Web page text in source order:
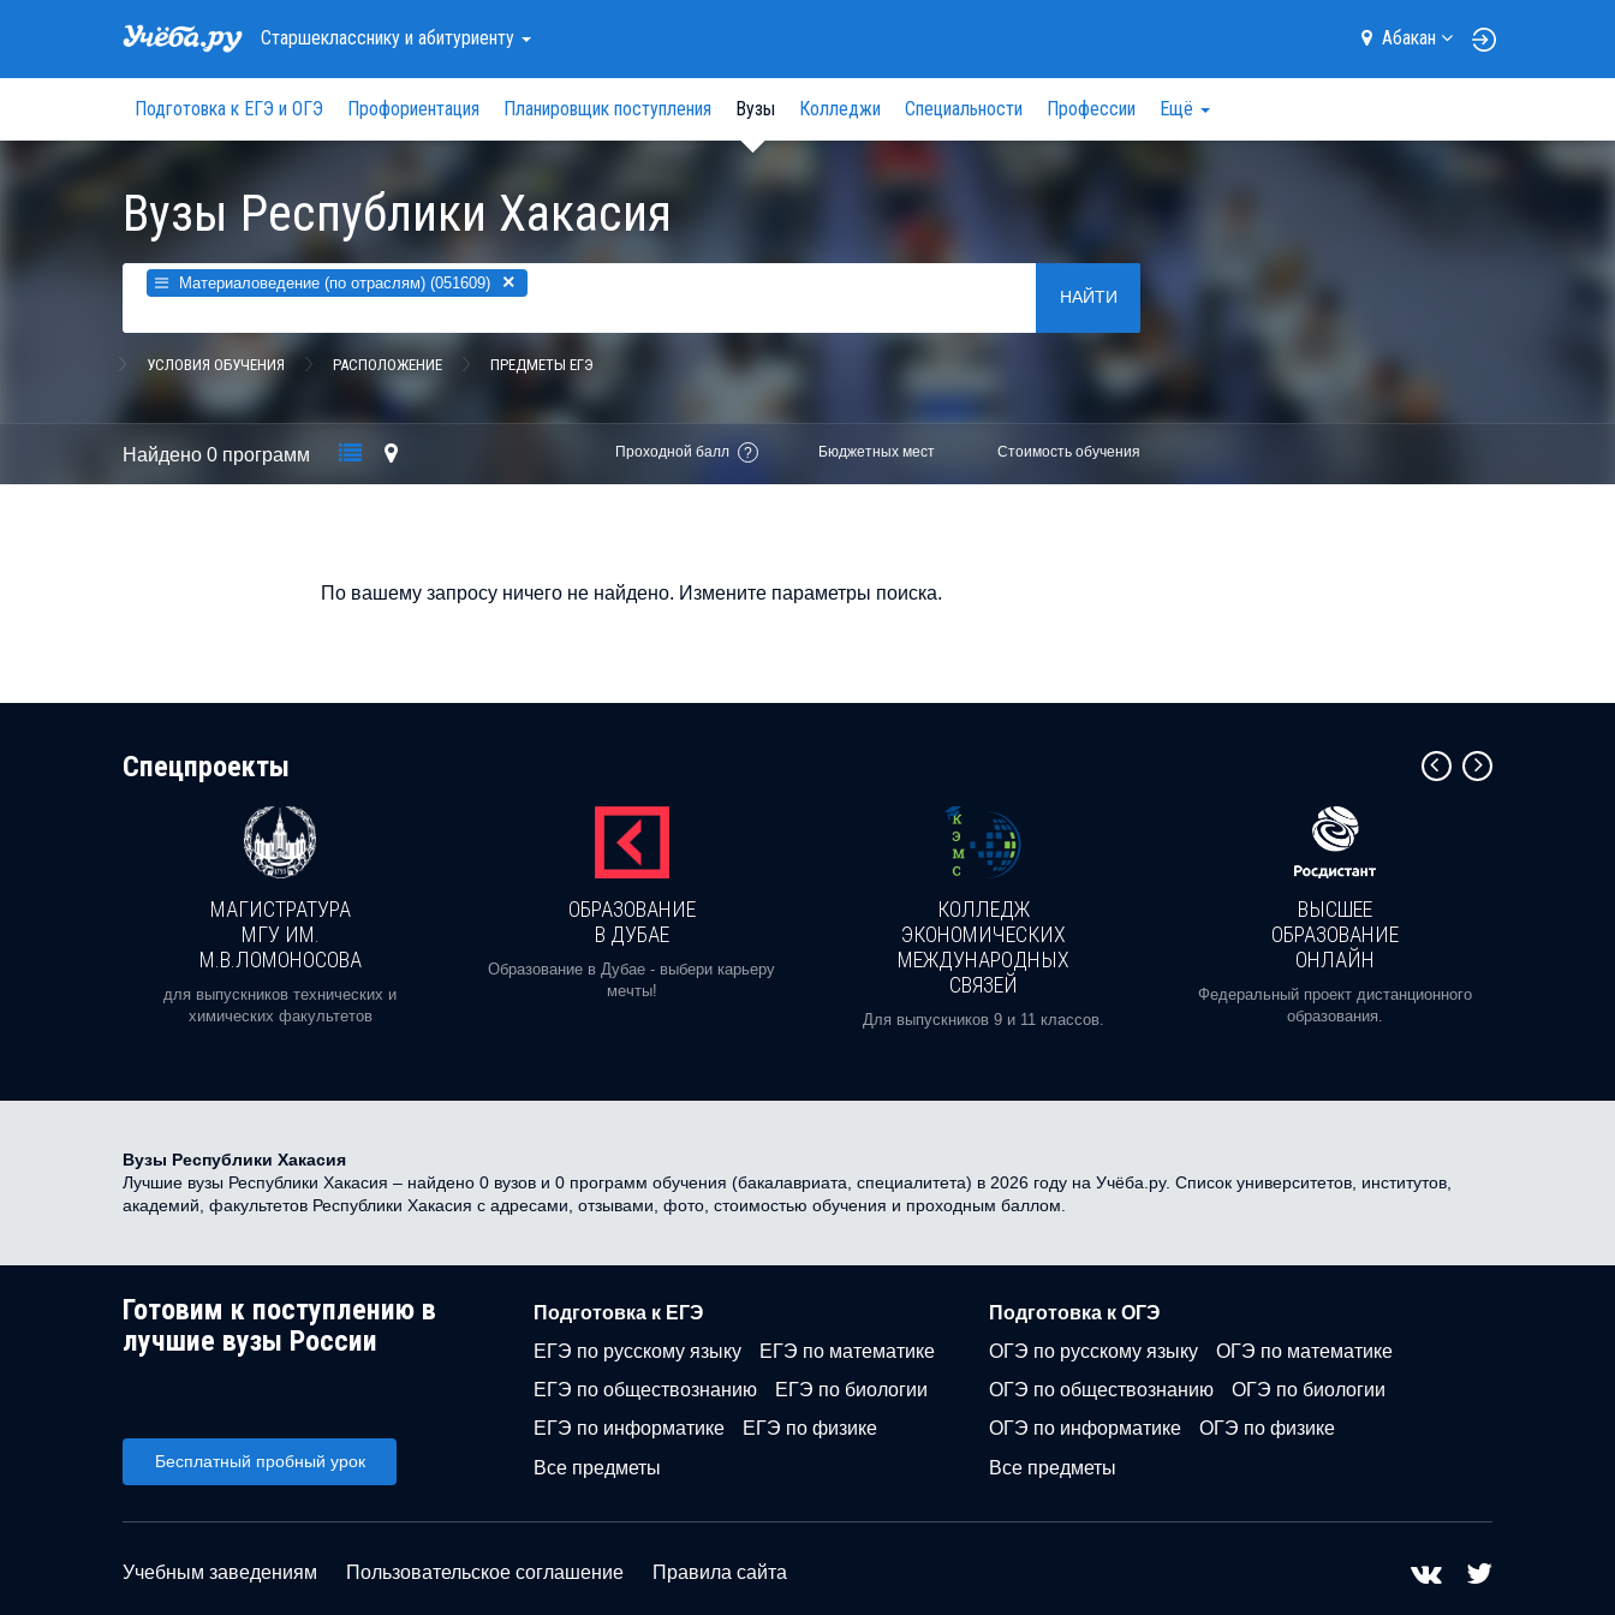
Старшеклассникуи абитуриенту Абакан
Подготовка к ЕГЭ и ОГЭ Профориентация Планировщик поступления Вузы Колледжи Специальности Профессии Ещё
Вузы Республики Хакасия
Материаловедение (по отраслям) (051609) ×
НАЙТИ
УСЛОВИЯ ОБУЧЕНИЯ РАСПОЛОЖЕНИЕ ПРЕДМЕТЫ ЕГЭ
Найдено 0 программ Проходной балл ? Бюджетных мест Стоимость обучения
По вашему запросу ничего не найдено. Измените параметры поиска.
Cпецпроекты
МАГИСТРАТУРА
МГУ ИМ.
М.В.ЛОМОНОСОВА
для выпускников технических и
химических факультетов
ОБРАЗОВАНИЕ
В ДУБАЕ
Образование в Дубае - выбери карьеру
мечты!
КОЛЛЕДЖ
ЭКОНОМИЧЕСКИХ
МЕЖДУНАРОДНЫХ
СВЯЗЕЙ
Для выпускников 9 и 11 классов.
ВЫСШЕЕ
ОБРАЗОВАНИЕ
ОНЛАЙН
Федеральный проект дистанционного
образования.
Вузы Республики Хакасия
Лучшие вузы Республики Хакасия – найдено 0 вузов и 0 программ обучения (бакалавриата, специалитета) в 2026 году на Учёба.ру. Список университетов, институтов,
академий, факультетов Республики Хакасия с адресами, отзывами, фото, стоимостью обучения и проходным баллом.
Готовим к поступлению в
лучшие вузы России
Бесплатный пробный урок
Подготовка к ЕГЭ
ЕГЭ по русскому языку
ЕГЭ по математике
ЕГЭ по обществознанию
ЕГЭ по биологии
ЕГЭ по информатике
ЕГЭ по физике
Все предметы
Подготовка к ОГЭ
ОГЭ по русскому языку
ОГЭ по математике
ОГЭ по обществознанию
ОГЭ по биологии
ОГЭ по информатике
ОГЭ по физике
Все предметы
Учебным заведениям Пользовательское соглашение Правила сайта